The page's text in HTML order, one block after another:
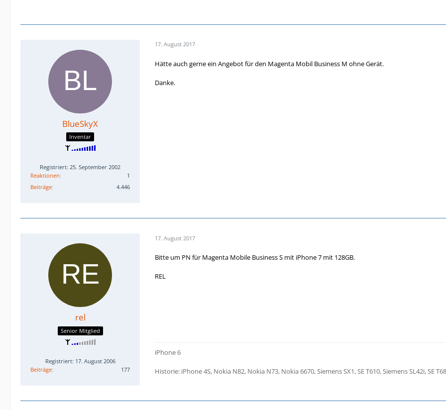
BlueSkyX
Inventar
Registriert: 25. September 2002
Reaktionen
1
Beiträge
4.446
17. August 2017
Hätte auch gerne ein Angebot für den Magenta Mobil Business M ohne Gerät.
Danke.
rel
Senior Mitglied
Registriert: 17. August 2006
Beiträge
177
17. August 2017
Bitte um PN für Magenta Mobile Business S mit iPhone 7 mit 128GB.
REL
iPhone 6
Historie: iPhone 4S, Nokia N82, Nokia N73, Nokia 6670, Siemens SX1, SE T610, Siemens SL42i, SE